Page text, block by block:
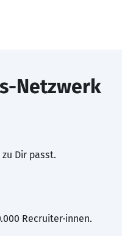
Netzwerk
Dir passt.
Recruiter·innen.